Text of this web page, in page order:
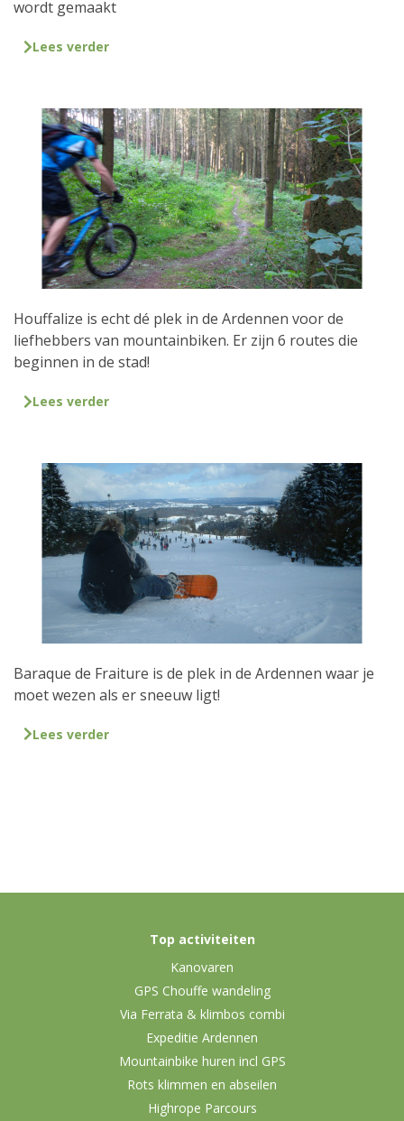
wordt gemaakt
Lees verder
Houffalize is echt dé plek in de Ardennen voor de
liefhebbers van mountainbiken. Er zijn 6 routes die
beginnen in de stad!
Lees verder
Baraque de Fraiture is de plek in de Ardennen waar je
moet wezen als er sneeuw ligt!
Lees verder
Top activiteiten
Kanovaren
GPS Chouffe wandeling
Via Ferrata & klimbos combi
Expeditie Ardennen
Mountainbike huren incl GPS
Rots klimmen en abseilen
Highrope Parcours